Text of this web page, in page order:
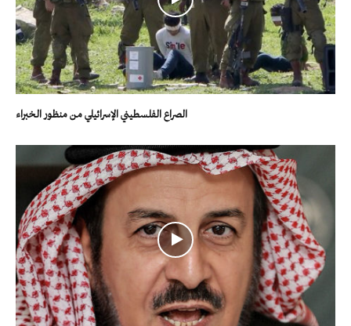
الصراع الفلسطيني الإسرائيلي من منظور الخبراء